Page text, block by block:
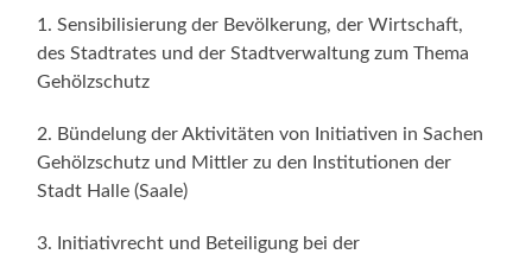
1. Sensibilisierung der Bevölkerung, der Wirtschaft,
des Stadtrates und der Stadtverwaltung zum Thema
Gehölzschutz
2. Bündelung der Aktivitäten von Initiativen in Sachen
Gehölzschutz und Mittler zu den Institutionen der
Stadt Halle (Saale)
3. Initiativrecht und Beteiligung bei der